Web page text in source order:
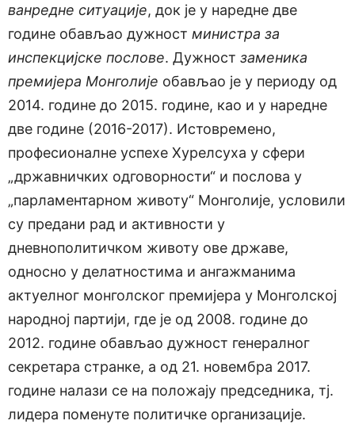
ванредне ситуације, док је у наредне две
године обављао дужност министра за
инспекцијске послове. Дужност заменика
премијера Монголије обављао је у периоду од
2014. године до 2015. године, као и у наредне
две године (2016-2017). Истовремено,
професионалне успехе Хурелсуха у сфери
„државничких одговорности“ и послова у
„парламентарном животу“ Монголије, условили
су предани рад и активности у
дневнополитичком животу ове државе,
односно у делатностима и ангажманима
актуелног монголског премијера у Монголској
народној партији, где је од 2008. године до
2012. године обављао дужност генералног
секретара странке, а од 21. новембра 2017.
године налази се на положају председника, тј.
лидера поменуте политичке организације.